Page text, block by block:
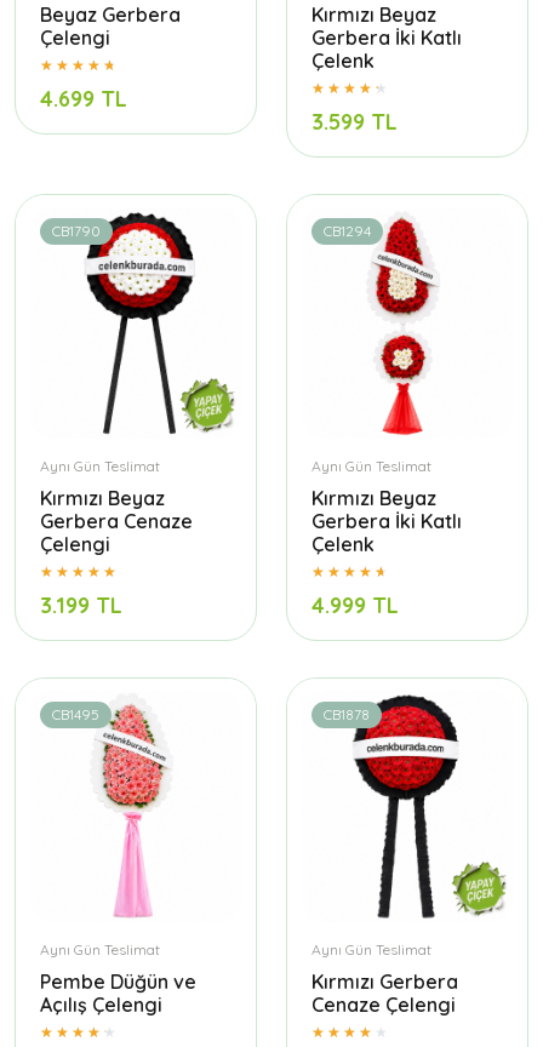
Beyaz Gerbera
Çelengi
4.699 TL
Kırmızı Beyaz
Gerbera İki Katlı
Çelenk
3.599 TL
CB1790
Aynı Gün Teslimat
Kırmızı Beyaz
Gerbera Cenaze
Çelengi
3.199 TL
CB1294
Aynı Gün Teslimat
Kırmızı Beyaz
Gerbera İki Katlı
Çelenk
4.999 TL
CB1495
Aynı Gün Teslimat
Pembe Düğün ve
Açılış Çelengi
CB1878
Aynı Gün Teslimat
Kırmızı Gerbera
Cenaze Çelengi